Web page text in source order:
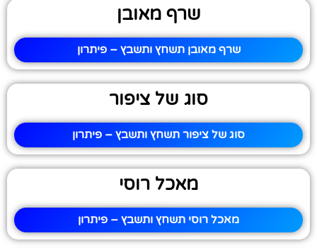
שרף מאובן
שרף מאובן תשחץ ותשבץ – פיתרון
סוג של ציפור
סוג של ציפור תשחץ ותשבץ – פיתרון
מאכל רוסי
מאכל רוסי תשחץ ותשבץ – פיתרון